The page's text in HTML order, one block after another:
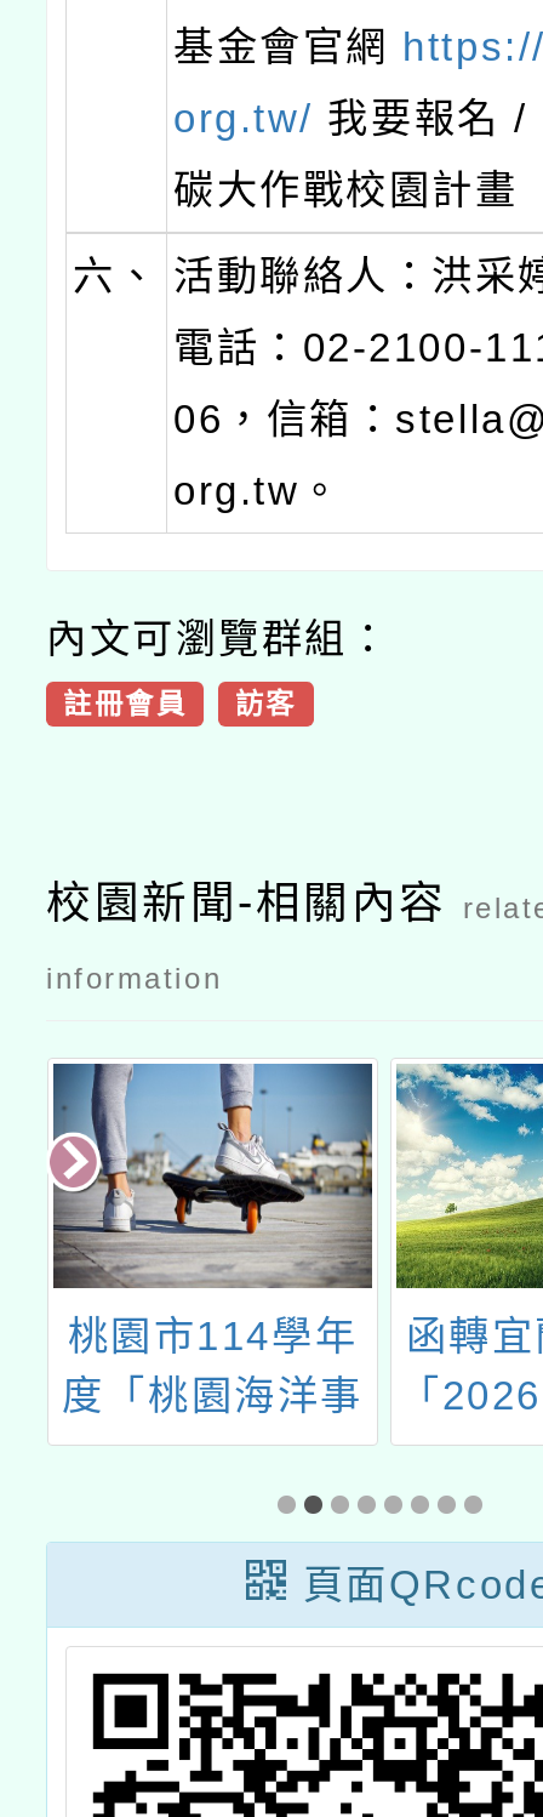
基金會官網
org.tw/ 我要報名 /
碳大作戰校園計畫
六、
活動聯絡人：洪采
電話：02-2100-
06，信箱：
org.tw。
內文可瀏覽群組：
註冊會員 訪客
校園新聞-相關內容
information
桃園市114學年
度「桃園海洋事
－創意短片徵選
函轉
「
博覽
表、
辦法
頁面